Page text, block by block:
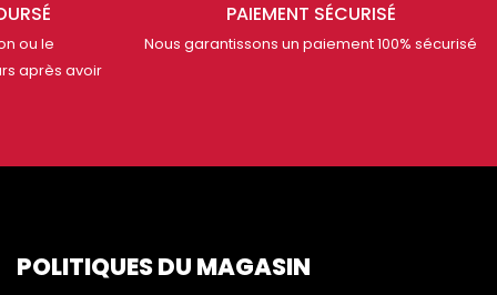
ou le
après avoir
PAIEMENT SÉCURISÉ
Nous garantissons un paiement 100% sécurisé
POLITIQUES DU MAGASIN